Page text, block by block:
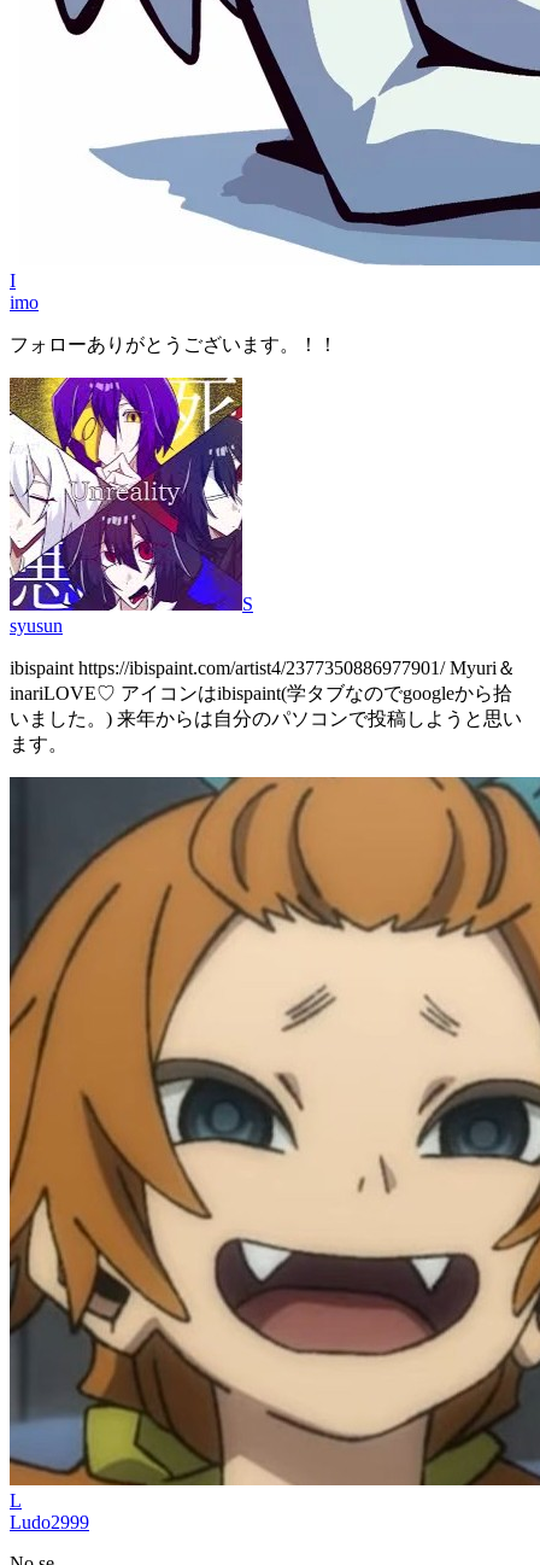
I
imo
フォローありがとうございます。！！
S
syusun
ibispaint https://ibispaint.com/artist4/2377350886977901/ Myuri＆
inariLOVE♡ アイコンはibispaint(学タブなのでgoogleから拾
いました。) 来年からは自分のパソコンで投稿しようと思い
ます。
L
Ludo2999